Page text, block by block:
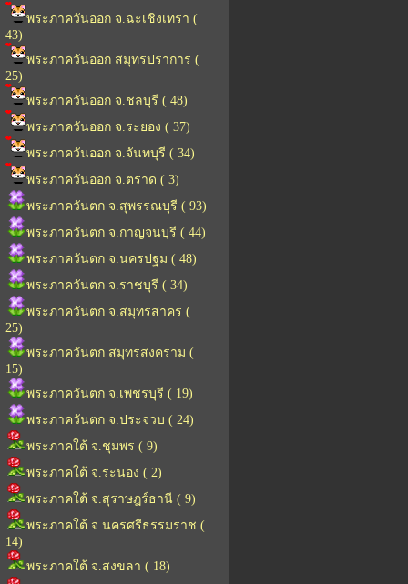
พระภาควันออก จ.ฉะเชิงเทรา (
43)
พระภาควันออก สมุทรปราการ (
25)
พระภาควันออก จ.ชลบุรี ( 48)
พระภาควันออก จ.ระยอง ( 37)
พระภาควันออก จ.จันทบุรี ( 34)
พระภาควันออก จ.ตราด ( 3)
พระภาควันตก จ.สุพรรณบุรี ( 93)
พระภาควันตก จ.กาญจนบุรี ( 44)
พระภาควันตก จ.นครปฐม ( 48)
พระภาควันตก จ.ราชบุรี ( 34)
พระภาควันตก จ.สมุทรสาคร (
25)
พระภาควันตก สมุทรสงคราม (
15)
พระภาควันตก จ.เพชรบุรี ( 19)
พระภาควันตก จ.ประจวบ ( 24)
พระภาคใต้ จ.ชุมพร ( 9)
พระภาคใต้ จ.ระนอง ( 2)
พระภาคใต้ จ.สุราษฎร์ธานี ( 9)
พระภาคใต้ จ.นครศรีธรรมราช (
14)
พระภาคใต้ จ.สงขลา ( 18)